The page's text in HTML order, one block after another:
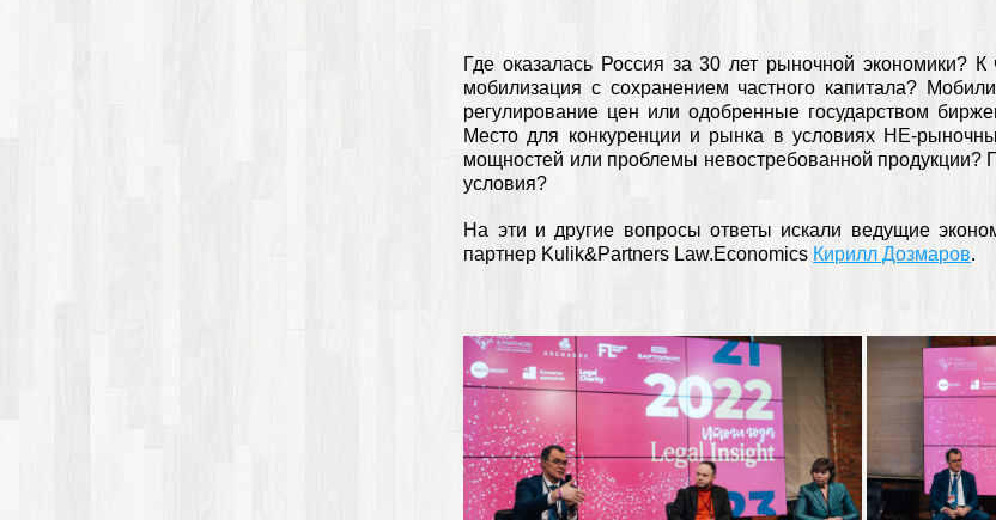
Где оказалась Россия за 30 лет рыночной
мобилизация с сохранением частного капитала?
регулирование цен или одобренные государством
Место для конкуренции и рынка в условиях НЕ-
мощностей или проблемы невостребованной продукции?
условия?
На эти и другие вопросы ответы искали ведущие
партнер Kulik&Partners Law.Economics Кирилл Дозмаров.